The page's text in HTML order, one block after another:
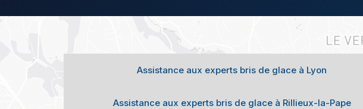
Assistance aux experts bris de glace à Lyon
Assistance aux experts bris de glace à Rillieux-la-Pape